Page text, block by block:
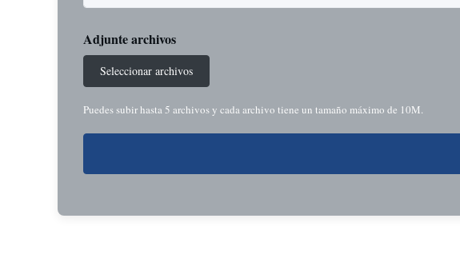
Adjunte archivos
Seleccionar archivos
Puedes subir hasta 5 archivos y cada archivo tiene un tamaño máximo de 10M.